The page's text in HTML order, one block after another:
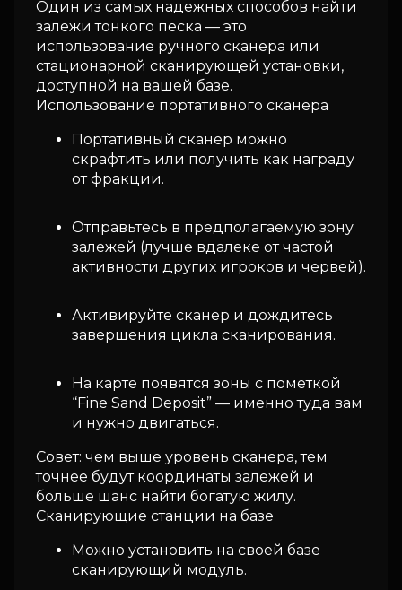
Один из самых надежных способов найти
залежи тонкого песка — это
использование ручного сканера или
стационарной сканирующей установки,
доступной на вашей базе.
Использование портативного сканера
Портативный сканер можно
скрафтить или получить как награду
от фракции.
Отправьтесь в предполагаемую зону
залежей (лучше вдалеке от частой
активности других игроков и червей).
Активируйте сканер и дождитесь
завершения цикла сканирования.
На карте появятся зоны с пометкой
“Fine Sand Deposit” — именно туда вам
и нужно двигаться.
Совет: чем выше уровень сканера, тем
точнее будут координаты залежей и
больше шанс найти богатую жилу.
Сканирующие станции на базе
Можно установить на своей базе
сканирующий модуль.